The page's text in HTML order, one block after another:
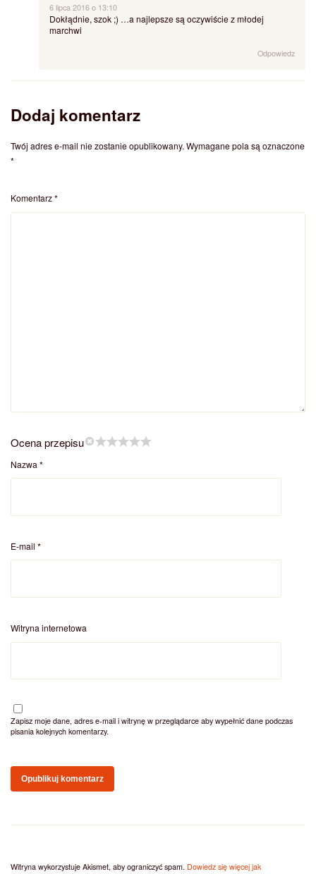
6 lipca 2016 o 13:10
Dokłądnie, szok ;) …a najlepsze są oczywiście z młodej
marchwi
Odpowiedz
Dodaj komentarz
Twój adres e-mail nie zostanie opublikowany.Wymagane pola są oznaczone
*
Komentarz*
Ocena przepisu
Nazwa *
E-mail *
Witryna internetowa
Zapisz moje dane, adres e-mail i witrynę w przeglądarce aby wypełnić dane podczas
pisania kolejnych komentarzy.
Witryna wykorzystuje Akismet, aby ograniczyć spam. Dowiedz się więcej jak